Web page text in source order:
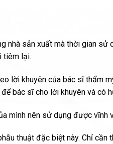
sản xuất mà thời gian sử
tiêm lại.
lời khuyên của bác sĩ thẩm
bác sĩ cho lời khuyên và có
mình nên sử dụng được vĩnh
thuật đặc biệt này. Chỉ cần